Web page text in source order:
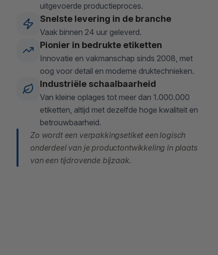
uitgevoerde productieproces.
Snelste levering in de branche
Vaak binnen 24 uur geleverd.
Pionier in bedrukte etiketten
Innovatie en vakmanschap sinds 2008, met
oog voor detail en moderne druktechnieken.
Industriële schaalbaarheid
Van kleine oplages tot meer dan 1.000.000
etiketten, altijd met dezelfde hoge kwaliteit en
betrouwbaarheid.
Zo wordt een verpakkingsetiket een logisch
onderdeel van je productontwikkeling in plaats
van een tijdrovende bijzaak.